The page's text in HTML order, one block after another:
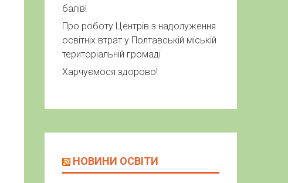
балів!
Про роботу Центрів з надолуження
освітніх втрат у Полтавській міській
територіальній громаді
Харчуємося здорово!
НОВИНИ ОСВІТИ